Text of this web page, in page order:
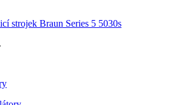
strojek Braun Series 5 5030s